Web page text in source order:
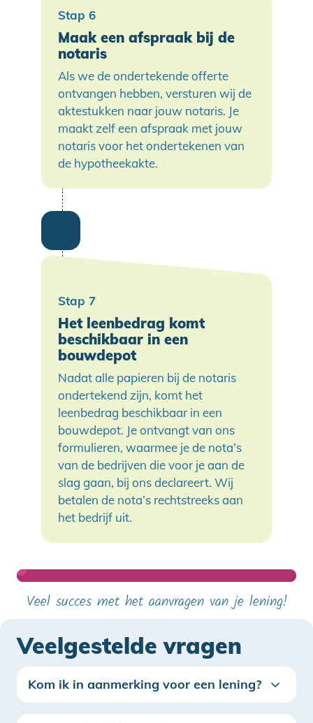
Maak een afspraak bij de
notaris
Als we de ondertekende offerte
ontvangen hebben, versturen wij de
aktestukken naar jouw notaris. Je
maakt zelf een afspraak met jouw
notaris voor het ondertekenen van
de hypotheekakte.
Het leenbedrag komt
beschikbaar in een
bouwdepot
Nadat alle papieren bij de notaris
ondertekend zijn, komt het
leenbedrag beschikbaar in een
bouwdepot. Je ontvangt van ons
formulieren, waarmee je de nota’s
van de bedrijven die voor je aan de
slag gaan, bij ons declareert. Wij
betalen de nota’s rechtstreeks aan
het bedrijf uit.
Veel succes met het aanvragen van je lening!
Veelgestelde vragen
Kom ik in aanmerking voor een lening?